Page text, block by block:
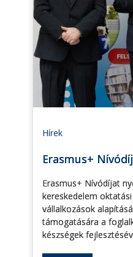
Hírek
Erasmus+ Nívódíj
Erasmus+ Nívódíjat
kereskedelem
vállalkozások
támogatására a
készségek